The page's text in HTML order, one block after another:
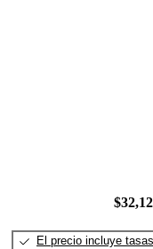
El precio incluye tasas